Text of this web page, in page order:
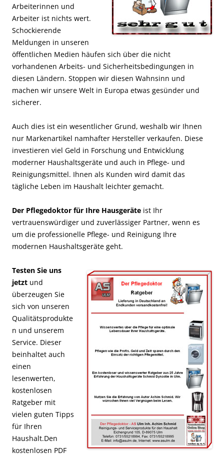
Arbeiterinnen und
Arbeiter ist nichts wert.
Schockierende
Meldungen in unseren
öffentlichen Medien häufen sich über die nicht
vorhandenen Arbeits- und Sicherheitsbedingungen in
diesen Ländern. Stoppen wir diesen Wahnsinn und
machen wir unsere Welt in Europa etwas gesünder und
sicherer.
Auch dies ist ein wesentlicher Grund, weshalb wir Ihnen
nur Markenartikel namhafter Hersteller verkaufen. Diese
investieren viel Geld in Forschung und Entwicklung
moderner Haushaltsgeräte und auch in Pflege- und
Reinigungsmittel. Ihnen als Kunden wird damit das
tägliche Leben im Haushalt leichter gemacht.
Der Pflegedoktor für Ihre Hausgeräte ist Ihr
vertrauenswürdiger und zuverlässiger Partner, wenn es
um die professionelle Pflege- und Reinigung Ihre
modernen Haushaltsgeräte geht.
Testen Sie uns
jetzt und
überzeugen Sie
sich von unseren
Qualitätsprodukte
n und unserem
Service. Dieser
beinhaltet auch
einen
lesenwerten,
kostenlosen
Ratgeber mit
vielen guten Tipps
für Ihren
Haushalt.Den
kostenlosen PDF